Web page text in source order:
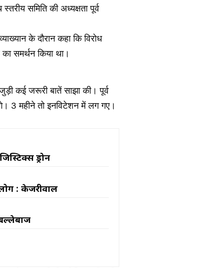
समिति की अध्यक्षता पूर्व
के दौरान कहा कि विरोध
समर्थन किया था।
कई जरूरी बातें साझा की। पूर्व
3 महीने तो इनविटेशन में लग गए।
ड्रोन
: केजरीवाल